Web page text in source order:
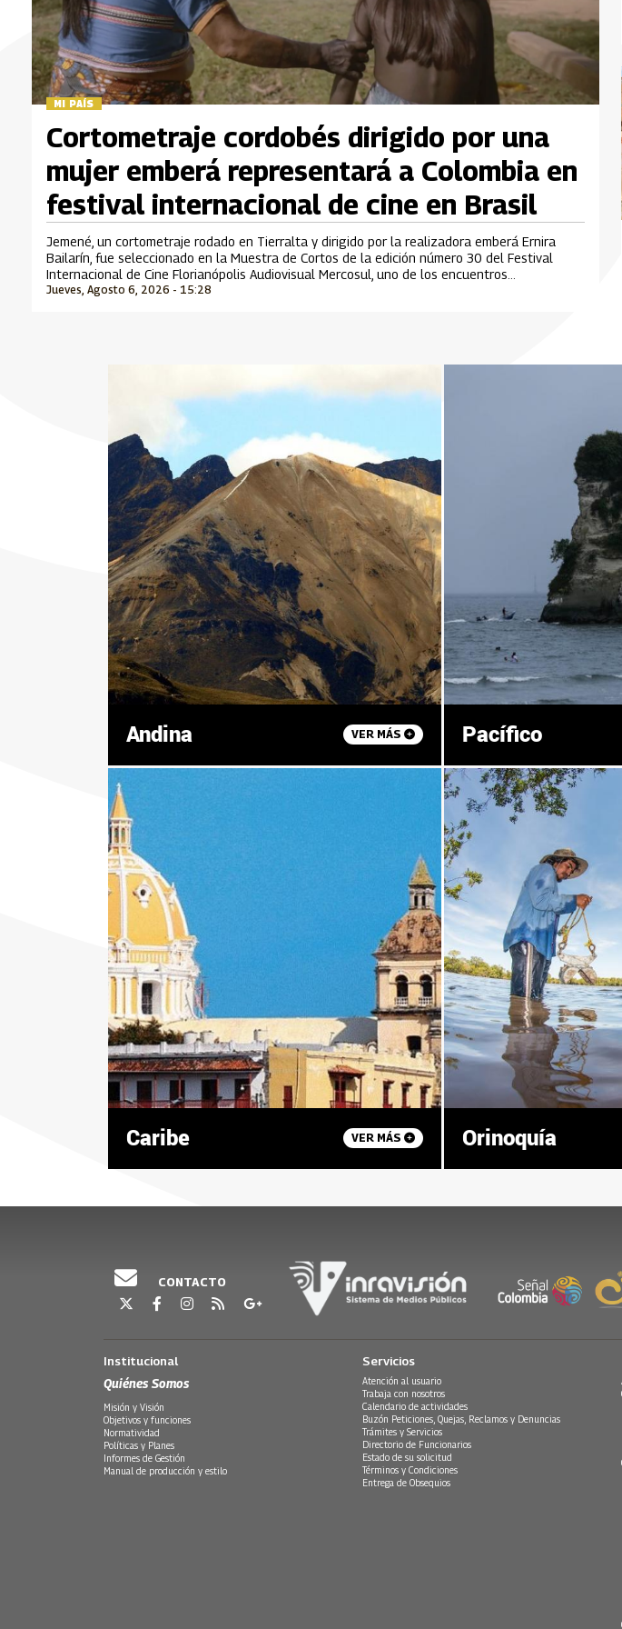
MI PAÍS
Jueves, Agosto 6, 2026 - 15:28
Cortometraje cordobés dirigido por una
mujer emberá representará a Colombia en
festival internacional de cine en Brasil
Jemené, un cortometraje rodado en Tierralta y dirigido por la realizadora emberá Ernira
Bailarín, fue seleccionado en la Muestra de Cortos de la edición número 30 del Festival
Internacional de Cine Florianópolis Audiovisual Mercosul, uno de los encuentros
cinematográficos más importantes de Suramérica que se desarrolla en Brasil.
Andina VER MÁS Pacífico
Caribe VER MÁS Orinoquía
CONTACTO
Institucional
Quiénes Somos
Misión y Visión
Objetivos y funciones
Normatividad
Políticas y Planes
Informes de Gestión
Manual de producción y estilo
Servicios
Atención al usuario
Trabaja con nosotros
Calendario de actividades
Buzón Peticiones, Quejas, Reclamos y Denuncias
Trámites y Servicios
Directorio de Funcionarios
Estado de su solicitud
Términos y Condiciones
Entrega de Obsequios